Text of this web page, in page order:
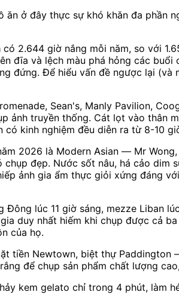
ở đây thực sự khó khăn đa phần
có 2.644 giờ nắng mỗi năm, so với
đĩa và lệch màu phá hỏng các buổi
đứng. Để hiểu vấn đề ngược lại
Sean's, Manly Pavilion,
truyền thống. Cát lọt vào thân
kinh nghiệm đều diễn ra từ 8-10
2026 là Modern Asian — Mr
đẹp. Nước sốt nâu, há cảo dim
ảnh gia ẩm thực giỏi xứng đáng
Đông lúc 11 giờ sáng, mezze Liban
duy nhất hiếm khi chụp được cả
của họ.
tiền Newtown, biệt thự
để chụp sản phẩm chất lượng
kem gelato chỉ trong 4 phút, làm